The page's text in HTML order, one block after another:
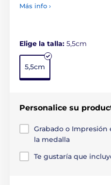
Más info ›
Elige la talla: 5,5cm
5,5cm
Personalice su
Grabado o Impresión
la medalla
Te gustaría que